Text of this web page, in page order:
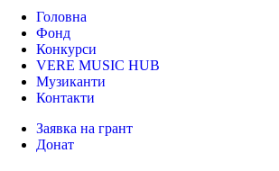
Головна
Фонд
Конкурси
VERE MUSIC HUB
Музиканти
Контакти
Заявка на грант
Донат